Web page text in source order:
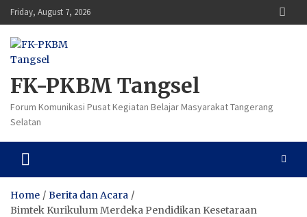
Skip
to
content
Friday, August 7, 2026
FK-PKBM Tangsel
Forum Komunikasi Pusat Kegiatan Belajar Masyarakat Tangerang
Selatan
Home
Berita dan Acara
Bimtek Kurikulum Merdeka Pendidikan Kesetaraan